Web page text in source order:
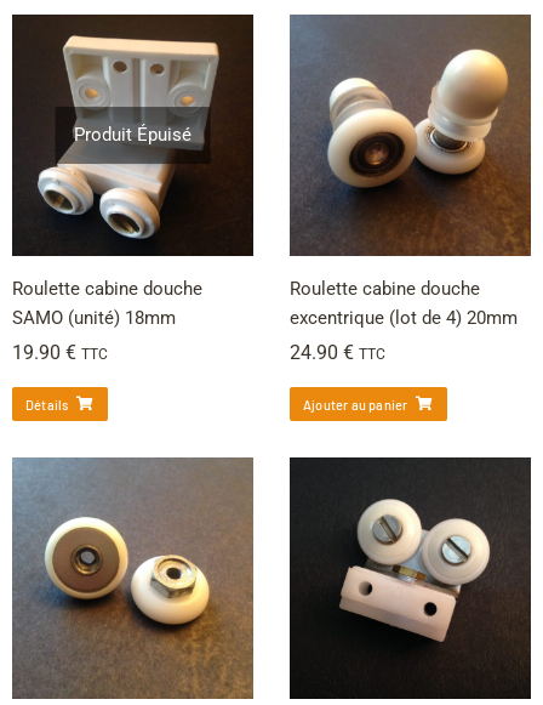
Produit Épuisé
Roulette cabine douche
SAMO (unité) 18mm
19.90 € TTC
Détails
Roulette cabine douche
excentrique (lot de 4) 20mm
24.90 € TTC
Ajouter au panier